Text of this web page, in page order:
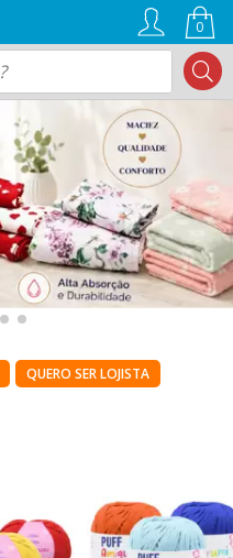
0
QUERO SER LOJISTA